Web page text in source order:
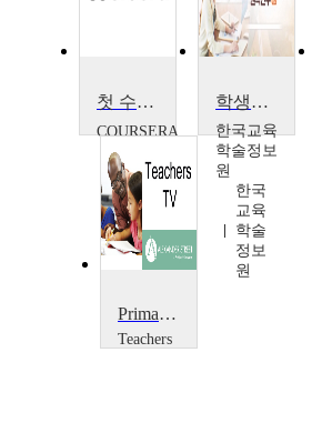
첫 수업 (초등학교 과정) - 시작부터 성공
COURSERA
Ellen
Moir
외 1
명
학생부 기재 관련 도움 자료 활용을 위한 원격연수(초등학교)
한국교육
학술정보
원
한국
교육
학술
정보
원
Primary Whole School Inspections
Teachers